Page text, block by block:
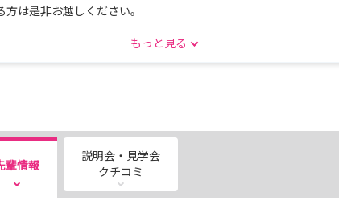
は是非お越しください。
もっと見る
輩情報
説明会・見学会
クチコミ